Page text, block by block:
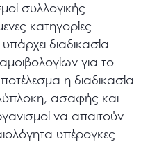
συλλογικής
κατηγορίες
διαδικασία
για το
η διαδικασία
ασαφής και
να απαιτούν
υπέρογκες